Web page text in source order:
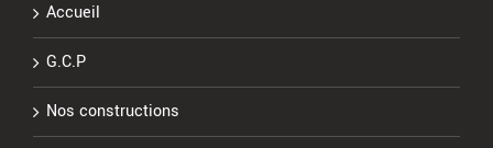
Accueil
G.C.P
Nos constructions